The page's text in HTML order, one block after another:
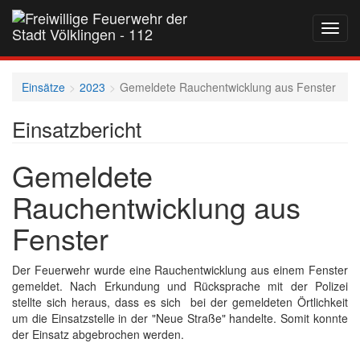
auf-
und
Einsätze 2023 Gemeldete Rauchentwicklung aus Fenster
Einsatzbericht
Gemeldete
Rauchentwicklung aus
Fenster
Der Feuerwehr wurde eine Rauchentwicklung aus einem Fenster
gemeldet. Nach Erkundung und Rücksprache mit der Polizei
stellte sich heraus, dass es sich bei der gemeldeten Örtlichkeit
um die Einsatzstelle in der "Neue Straße" handelte. Somit konnte
der Einsatz abgebrochen werden.